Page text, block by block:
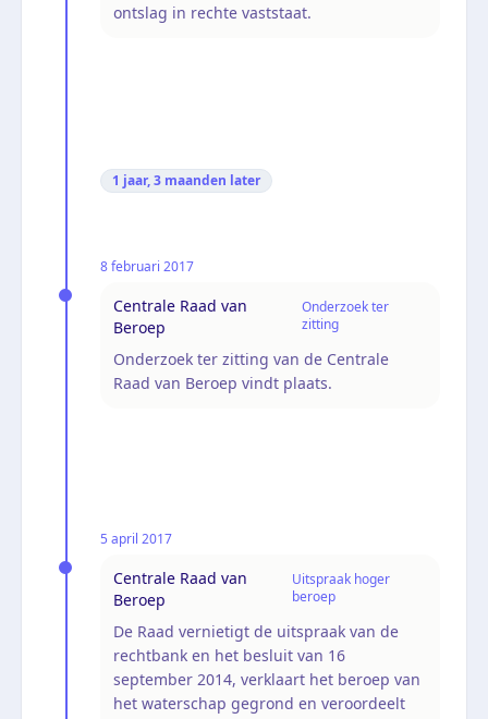
ontslag in rechte vaststaat.
1 jaar, 3 maanden later
8 februari 2017
Centrale Raad van
Beroep
Onderzoek ter
zitting
Onderzoek ter zitting van de Centrale
Raad van Beroep vindt plaats.
5 april 2017
Centrale Raad van
Beroep
Uitspraak hoger
beroep
De Raad vernietigt de uitspraak van de
rechtbank en het besluit van 16
september 2014, verklaart het beroep van
het waterschap gegrond en veroordeelt